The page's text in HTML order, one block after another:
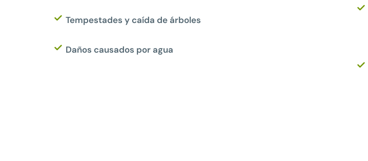
Tempestades y caída de árboles
Daños causados por agua